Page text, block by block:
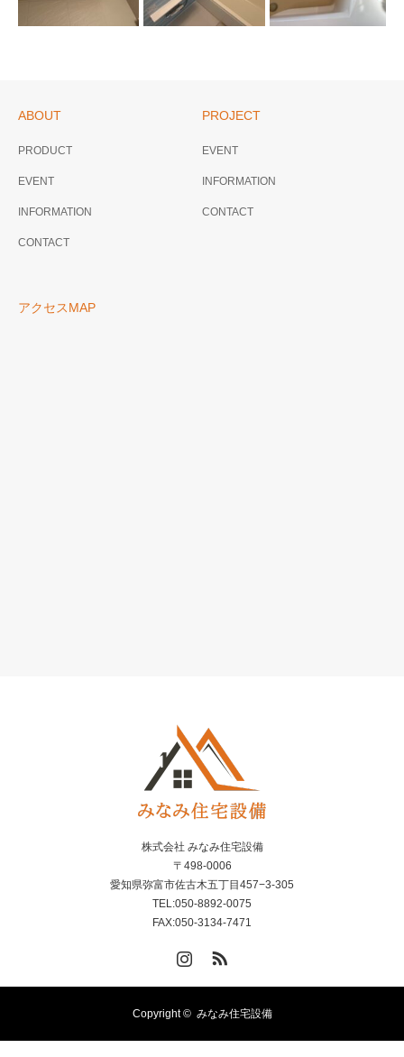
ABOUT
PRODUCT
EVENT
INFORMATION
CONTACT
PROJECT
EVENT
INFORMATION
CONTACT
アクセスMAP
株式会社 みなみ住宅設備
〒498-0006
愛知県弥富市佐古木五丁目457−3-305
TEL:050-8892-0075
FAX:050-3134-7471
Copyright © みなみ住宅設備